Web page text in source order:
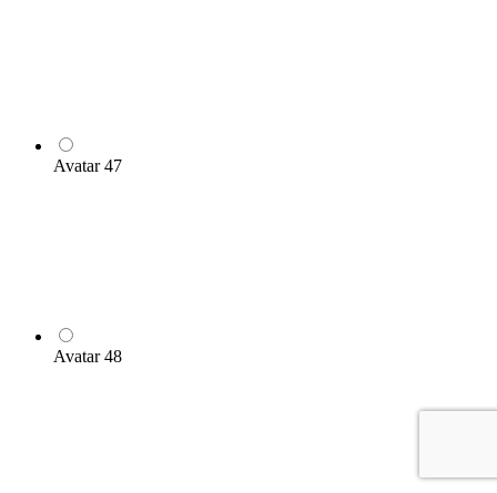
Avatar 47
Avatar 48